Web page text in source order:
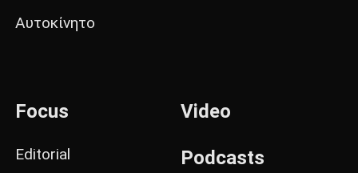
Αυτοκίνητο
Focus
Editorial
Video
Podcasts